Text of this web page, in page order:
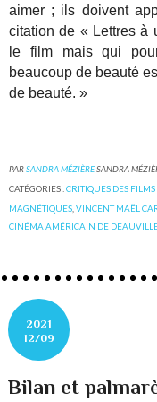
aimer ; ils doivent
citation de « Lettres à
le film mais qui
beaucoup de beauté
de beauté. »
PARSANDRA MÉZIÈRESANDRA
CATÉGORIES :CRITIQUES DES
MAGNÉTIQUES ,VINCENT MAËL
CINÉMA AMÉRICAIN DE
2021
12/09
Bilan et